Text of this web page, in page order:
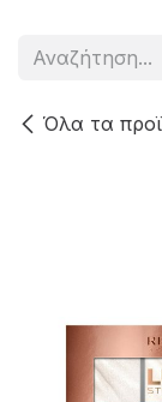
Όλα τα